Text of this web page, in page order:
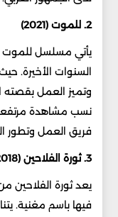
2. للموت (2021)
يأتي مسلسل للموت
السنوات الأخيرة.
وتميز العمل
نسب مشاهدة
فريق العمل وتطور
3. ثورة الفلاحين (2018)
يعد ثورة الفلاحين
فيها باسم مغنية.